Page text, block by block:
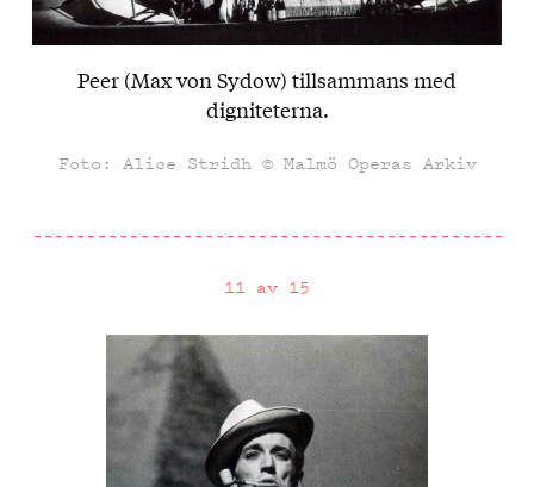
Peer (Max von Sydow) tillsammans med
digniteterna.
Foto: Alice Stridh © Malmö Operas Arkiv
11 av 15